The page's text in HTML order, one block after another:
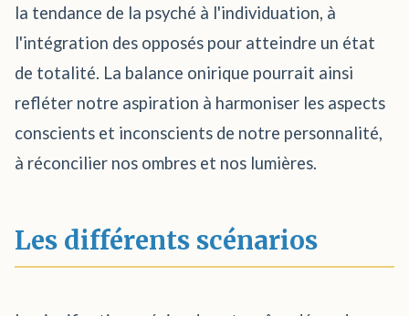
la tendance de la psyché à l'individuation, à
l'intégration des opposés pour atteindre un état
de totalité. La balance onirique pourrait ainsi
refléter notre aspiration à harmoniser les aspects
conscients et inconscients de notre personnalité,
à réconcilier nos ombres et nos lumières.
Les différents scénarios